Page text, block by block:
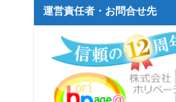
運営責任者・お問合せ先